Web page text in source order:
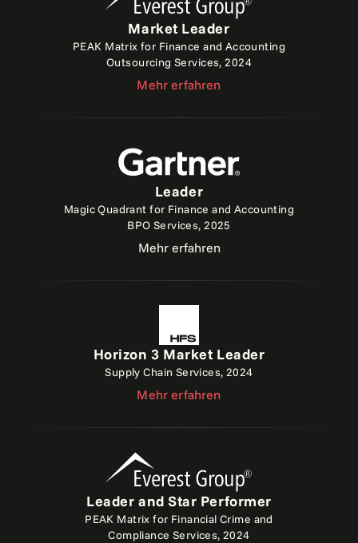
Market Leader
PEAK Matrix for Finance and Accounting
Outsourcing Services, 2024
Mehr erfahren
Leader
Magic Quadrant for Finance and Accounting
BPO Services, 2025
Mehr erfahren
Horizon 3 Market Leader
Supply Chain Services, 2024
Mehr erfahren
Leader and Star Performer
PEAK Matrix for Financial Crime and
Compliance Services, 2024